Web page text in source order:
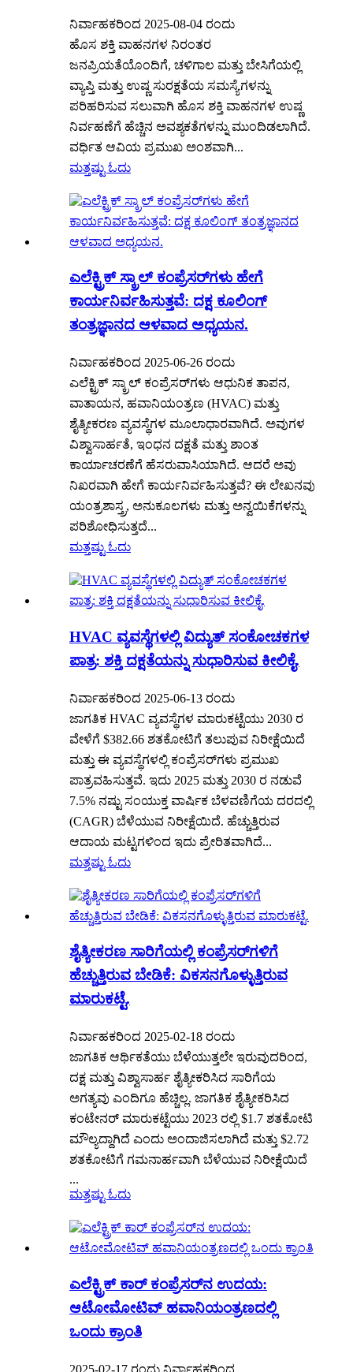
ನಿರ್ವಾಹಕರಿಂದ 2025-08-04 ರಂದು
ಹೊಸ ಶಕ್ತಿ ವಾಹನಗಳ ನಿರಂತರ
ಜನಪ್ರಿಯತೆಯೊಂದಿಗೆ, ಚಳಿಗಾಲ ಮತ್ತು ಬೇಸಿಗೆಯಲ್ಲಿ
ವ್ಯಾಪ್ತಿ ಮತ್ತು ಉಷ್ಣ ಸುರಕ್ಷತೆಯ ಸಮಸ್ಯೆಗಳನ್ನು
ಪರಿಹರಿಸುವ ಸಲುವಾಗಿ ಹೊಸ ಶಕ್ತಿ ವಾಹನಗಳ ಉಷ್ಣ
ನಿರ್ವಹಣೆಗೆ ಹೆಚ್ಚಿನ ಅವಶ್ಯಕತೆಗಳನ್ನು ಮುಂದಿಡಲಾಗಿದೆ.
ವರ್ಧಿತ ಆವಿಯ ಪ್ರಮುಖ ಅಂಶವಾಗಿ...
ಮತ್ತಷ್ಟು ಓದು
ಎಲೆಕ್ಟ್ರಿಕ್ ಸ್ಕ್ರಾಲ್ ಕಂಪ್ರೆಸರ್‌ಗಳು ಹೇಗೆ
ಕಾರ್ಯನಿರ್ವಹಿಸುತ್ತವೆ: ದಕ್ಷ ಕೂಲಿಂಗ್
ತಂತ್ರಜ್ಞಾನದ ಆಳವಾದ ಅಧ್ಯಯನ.
ನಿರ್ವಾಹಕರಿಂದ 2025-06-26 ರಂದು
ಎಲೆಕ್ಟ್ರಿಕ್ ಸ್ಕ್ರಾಲ್ ಕಂಪ್ರೆಸರ್‌ಗಳು ಆಧುನಿಕ ತಾಪನ,
ವಾತಾಯನ, ಹವಾನಿಯಂತ್ರಣ (HVAC) ಮತ್ತು
ಶೈತ್ಯೀಕರಣ ವ್ಯವಸ್ಥೆಗಳ ಮೂಲಾಧಾರವಾಗಿದೆ. ಅವುಗಳ
ವಿಶ್ವಾಸಾರ್ಹತೆ, ಇಂಧನ ದಕ್ಷತೆ ಮತ್ತು ಶಾಂತ
ಕಾರ್ಯಾಚರಣೆಗೆ ಹೆಸರುವಾಸಿಯಾಗಿದೆ. ಆದರೆ ಅವು
ನಿಖರವಾಗಿ ಹೇಗೆ ಕಾರ್ಯನಿರ್ವಹಿಸುತ್ತವೆ? ಈ ಲೇಖನವು
ಯಂತ್ರಶಾಸ್ತ್ರ, ಅನುಕೂಲಗಳು ಮತ್ತು ಅನ್ವಯಿಕೆಗಳನ್ನು
ಪರಿಶೋಧಿಸುತ್ತದೆ...
ಮತ್ತಷ್ಟು ಓದು
HVAC ವ್ಯವಸ್ಥೆಗಳಲ್ಲಿ ವಿದ್ಯುತ್ ಸಂಕೋಚಕಗಳ
ಪಾತ್ರ: ಶಕ್ತಿ ದಕ್ಷತೆಯನ್ನು ಸುಧಾರಿಸುವ ಕೀಲಿಕೈ.
ನಿರ್ವಾಹಕರಿಂದ 2025-06-13 ರಂದು
ಜಾಗತಿಕ HVAC ವ್ಯವಸ್ಥೆಗಳ ಮಾರುಕಟ್ಟೆಯು 2030 ರ
ವೇಳೆಗೆ $382.66 ಶತಕೋಟಿಗೆ ತಲುಪುವ ನಿರೀಕ್ಷೆಯಿದೆ
ಮತ್ತು ಈ ವ್ಯವಸ್ಥೆಗಳಲ್ಲಿ ಕಂಪ್ರೆಸರ್‌ಗಳು ಪ್ರಮುಖ
ಪಾತ್ರವಹಿಸುತ್ತವೆ. ಇದು 2025 ಮತ್ತು 2030 ರ ನಡುವೆ
7.5% ನಷ್ಟು ಸಂಯುಕ್ತ ವಾರ್ಷಿಕ ಬೆಳವಣಿಗೆಯ ದರದಲ್ಲಿ
(CAGR) ಬೆಳೆಯುವ ನಿರೀಕ್ಷೆಯಿದೆ. ಹೆಚ್ಚುತ್ತಿರುವ
ಆದಾಯ ಮಟ್ಟಗಳಿಂದ ಇದು ಪ್ರೇರಿತವಾಗಿದೆ...
ಮತ್ತಷ್ಟು ಓದು
ಶೈತ್ಯೀಕರಣ ಸಾರಿಗೆಯಲ್ಲಿ ಕಂಪ್ರೆಸರ್‌ಗಳಿಗೆ
ಹೆಚ್ಚುತ್ತಿರುವ ಬೇಡಿಕೆ: ವಿಕಸನಗೊಳ್ಳುತ್ತಿರುವ
ಮಾರುಕಟ್ಟೆ.
ನಿರ್ವಾಹಕರಿಂದ 2025-02-18 ರಂದು
ಜಾಗತಿಕ ಆರ್ಥಿಕತೆಯು ಬೆಳೆಯುತ್ತಲೇ ಇರುವುದರಿಂದ,
ದಕ್ಷ ಮತ್ತು ವಿಶ್ವಾಸಾರ್ಹ ಶೈತ್ಯೀಕರಿಸಿದ ಸಾರಿಗೆಯ
ಅಗತ್ಯವು ಎಂದಿಗೂ ಹೆಚ್ಚಿಲ್ಲ. ಜಾಗತಿಕ ಶೈತ್ಯೀಕರಿಸಿದ
ಕಂಟೇನರ್ ಮಾರುಕಟ್ಟೆಯು 2023 ರಲ್ಲಿ $1.7 ಶತಕೋಟಿ
ಮೌಲ್ಯದ್ದಾಗಿದೆ ಎಂದು ಅಂದಾಜಿಸಲಾಗಿದೆ ಮತ್ತು $2.72
ಶತಕೋಟಿಗೆ ಗಮನಾರ್ಹವಾಗಿ ಬೆಳೆಯುವ ನಿರೀಕ್ಷೆಯಿದೆ
...
ಮತ್ತಷ್ಟು ಓದು
ಎಲೆಕ್ಟ್ರಿಕ್ ಕಾರ್ ಕಂಪ್ರೆಸರ್‌ನ ಉದಯ:
ಆಟೋಮೋಟಿವ್ ಹವಾನಿಯಂತ್ರಣದಲ್ಲಿ
ಒಂದು ಕ್ರಾಂತಿ
2025-02-17 ರಂದು ನಿರ್ವಾಹಕರಿಂದ